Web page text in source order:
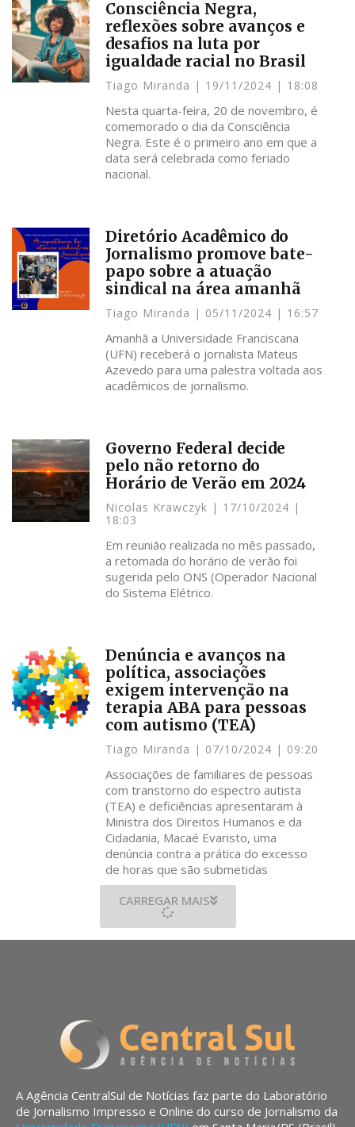
Consciência Negra,
reflexões sobre avanços e
desafios na luta por
igualdade racial no Brasil
Tiago Miranda 19/11/2024 18:08
Nesta quarta-feira, 20 de novembro, é
comemorado o dia da Consciência
Negra. Este é o primeiro ano em que a
data será celebrada como feriado
nacional.
Diretório Acadêmico do
Jornalismo promove bate-
papo sobre a atuação
sindical na área amanhã
Tiago Miranda 05/11/2024 16:57
Amanhã a Universidade Franciscana
(UFN) receberá o jornalista Mateus
Azevedo para uma palestra voltada aos
acadêmicos de jornalismo.
Governo Federal decide
pelo não retorno do
Horário de Verão em 2024
Nicolas Krawczyk
17/10/2024
18:03
Em reunião realizada no mês passado,
a retomada do horário de verão foi
sugerida pelo ONS (Operador Nacional
do Sistema Elétrico.
Denúncia e avanços na
política, associações
exigem intervenção na
terapia ABA para pessoas
com autismo (TEA)
Tiago Miranda 07/10/2024 09:20
Associações de familiares de pessoas
com transtorno do espectro autista
(TEA) e deficiências apresentaram à
Ministra dos Direitos Humanos e da
Cidadania, Macaé Evaristo, uma
denúncia contra a prática do excesso
de horas que são submetidas
CARREGAR MAIS
A Agência CentralSul de Notícias faz parte do Laboratório
de Jornalismo Impresso e Online do curso de Jornalismo da